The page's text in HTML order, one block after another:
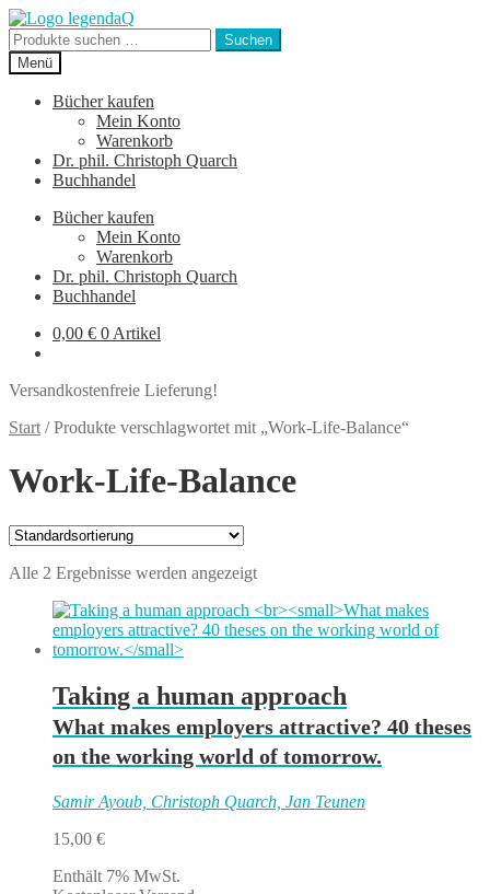
Zur
Navigation
springen
Zum
Inhalt
springen
Suchen
nach:
Suchen
Menü
Bücher kaufen
Mein Konto
Warenkorb
Dr. phil. Christoph Quarch
Buchhandel
Bücher kaufen
Mein Konto
Warenkorb
Dr. phil. Christoph Quarch
Buchhandel
0,00 € 0 Artikel
Versandkostenfreie Lieferung!
Start /Produkte verschlagwortet mit „Work-Life-Balance“
Work-Life-Balance
Alle 2 Ergebnisse werden angezeigt
Taking a human approach
What makes employers attractive? 40 theses
on the working world of tomorrow.
Samir Ayoub, Christoph Quarch, Jan Teunen
15,00 €
Enthält 7% MwSt.